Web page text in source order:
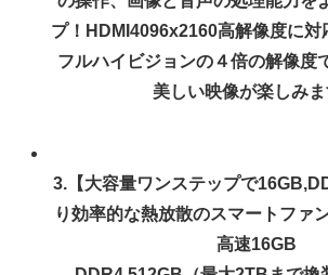
プ！HDMI4096x2160高解像度に対
フルハイビジョンの４倍の解像度
美しい映像が楽しみま
3.【大容量ワンステップで
り効率的な熱放散のスマートファ
高速16GB